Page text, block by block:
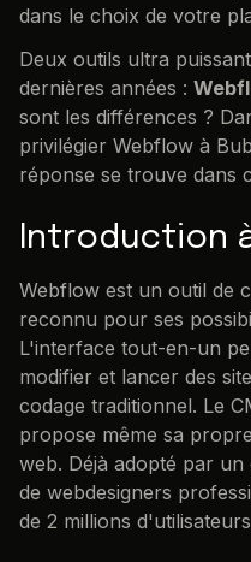
dans le choix de votre
Deux outils ultra
dernières années :
sont les différences ?
privilégier Webflow à
réponse se trouve dans
Introduction
Webflow est un outil de
reconnu pour ses
L'interface tout-en-un
modifier et lancer des
codage traditionnel. Le
propose même sa
web. Déjà adopté par
de webdesigners
de 2 millions